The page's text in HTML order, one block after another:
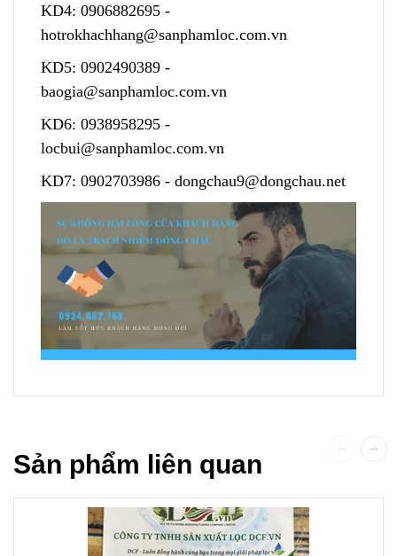
KD4: 0906882695 -
hotrokhachhang@sanphamloc.com.vn
KD5: 0902490389 -
baogia@sanphamloc.com.vn
KD6: 0938958295 -
locbui@sanphamloc.com.vn
KD7: 0902703986 - dongchau9@dongchau.net
Sản phẩm liên quan